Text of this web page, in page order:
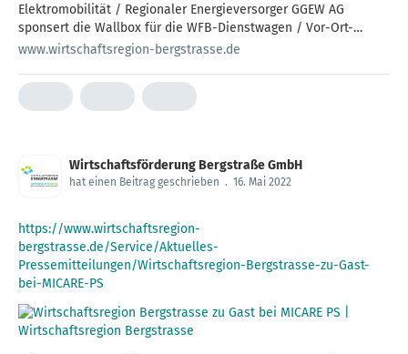
Elektromobilität / Regionaler Energieversorger GGEW AG
sponsert die Wallbox für die WFB-Dienstwagen / Vor-Ort-
Termin in Heppenheim
www.wirtschaftsregion-bergstrasse.de
Wirtschaftsförderung Bergstraße GmbH
hat einen Beitrag geschrieben . 16. Mai 2022
https://www.wirtschaftsregion-
bergstrasse.de/Service/Aktuelles-
Pressemitteilungen/Wirtschaftsregion-Bergstrasse-zu-Gast-
bei-MICARE-PS